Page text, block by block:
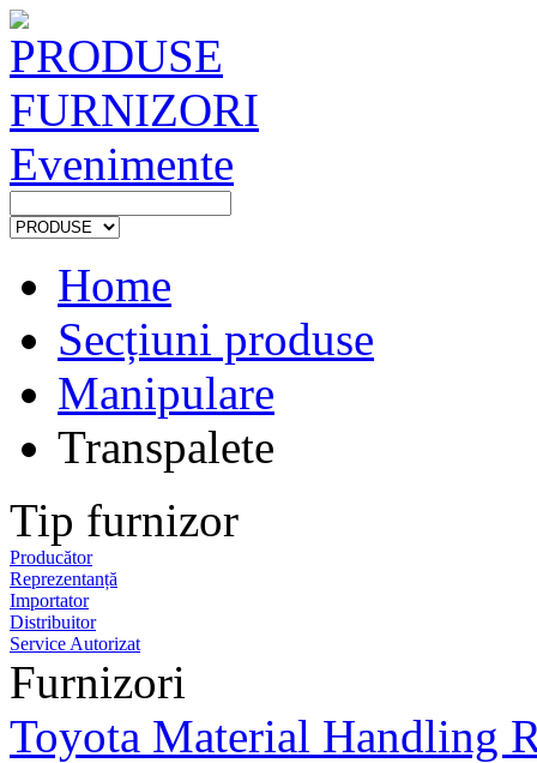
PRODUSE
FURNIZORI
Evenimente
Home
Secțiuni produse
Manipulare
Transpalete
Tip furnizor
Producător
Reprezentanță
Importator
Distribuitor
Service Autorizat
Furnizori
Toyota Material Handling